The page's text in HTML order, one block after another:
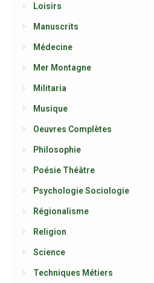
Loisirs
Manuscrits
Médecine
Mer Montagne
Militaria
Musique
Oeuvres Complètes
Philosophie
Poésie Théâtre
Psychologie Sociologie
Régionalisme
Religion
Science
Techniques Métiers